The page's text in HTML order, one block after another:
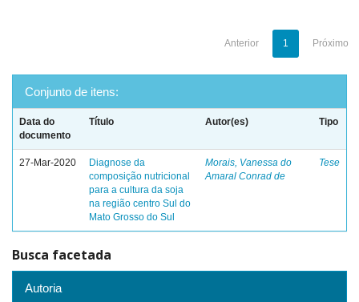
Anterior 1 Próximo
Conjunto de itens:
Data do
documento
Título Autor(es) Tipo
27-Mar-2020
Diagnose da
composição nutricional
para a cultura da soja
na região centro Sul do
Mato Grosso do Sul
Morais, Vanessa do
Amaral Conrad de
Tese
Busca facetada
Autoria